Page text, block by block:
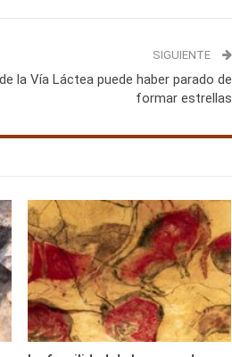
SIGUIENTE
la Vía Láctea puede haber parado de
formar estrellas